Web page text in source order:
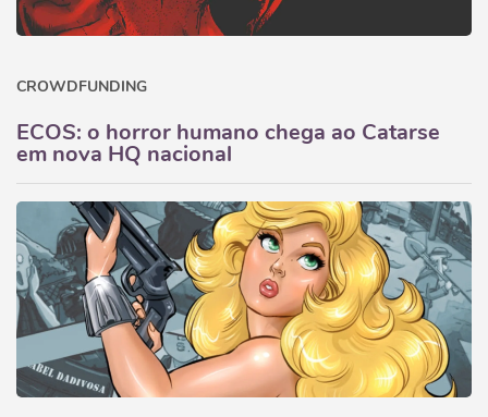
CROWDFUNDING
ECOS: o horror humano chega ao Catarse
em nova HQ nacional